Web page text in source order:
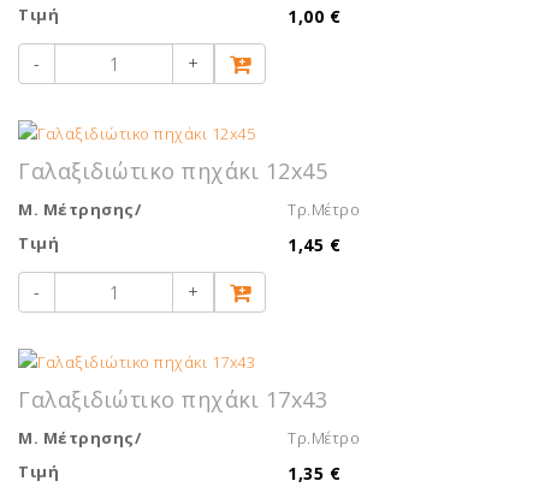
Τιμή
1,00 €
- +
Γαλαξιδιώτικο πηχάκι 12x45
Μ. Μέτρησης/
Τρ.Μέτρο
Τιμή
1,45 €
- +
Γαλαξιδιώτικο πηχάκι 17x43
Μ. Μέτρησης/
Τρ.Μέτρο
Τιμή
1,35 €